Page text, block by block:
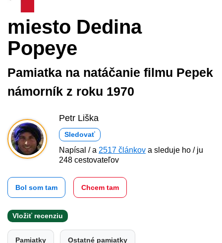
miesto Dedina
Popeye
Pamiatka na natáčanie filmu Pepek
námorník z roku 1970
Petr Liška
Sledovať
Napísal / a 2517 článkov a sleduje ho / ju
248 cestovateľov
Bol som tam Chcem tam
Vložiť recenziu
Pamiatky Ostatné pamiatky